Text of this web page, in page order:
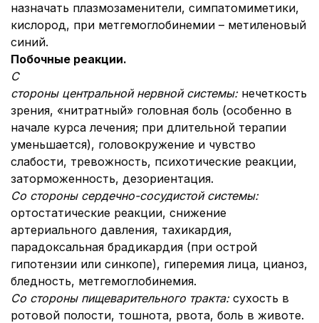
назначать плазмозаменители, симпатомиметики,
кислород, при метгемоглобинемии – метиленовый
синий.
Побочные реакции.
С
стороны центральной нервной системы: нечеткость
зрения, «нитратный» головная боль (особенно в
начале курса лечения; при длительной терапии
уменьшается), головокружение и чувство
слабости, тревожность, психотические реакции,
заторможенность, дезориентация.
Со стороны сердечно-сосудистой системы:
ортостатические реакции, снижение
артериального давления, тахикардия,
парадоксальная брадикардия (при острой
гипотензии или синкопе), гиперемия лица, цианоз,
бледность, метгемоглобинемия.
Со стороны пищеварительного тракта: сухость в
ротовой полости, тошнота, рвота, боль в животе.